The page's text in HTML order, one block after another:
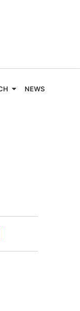
NEWS